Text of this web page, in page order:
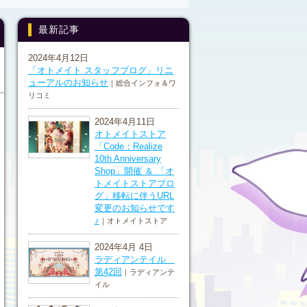
最新記事
2024年4月12日
「オトメイト スタッフブログ」リニ
ューアルのお知らせ ｜総合インフォ＆ワ
リコミ
2024年4月11日
オトメイトストア
「Code：Realize
10th Anniversary
Shop」開催 ＆ 「オ
トメイトストアブロ
グ」移転に伴うURL
変更のお知らせです
♪ ｜オトメイトストア
2024年4月 4日
ラディアンテイル
第42回 ｜ラディアンテ
イル